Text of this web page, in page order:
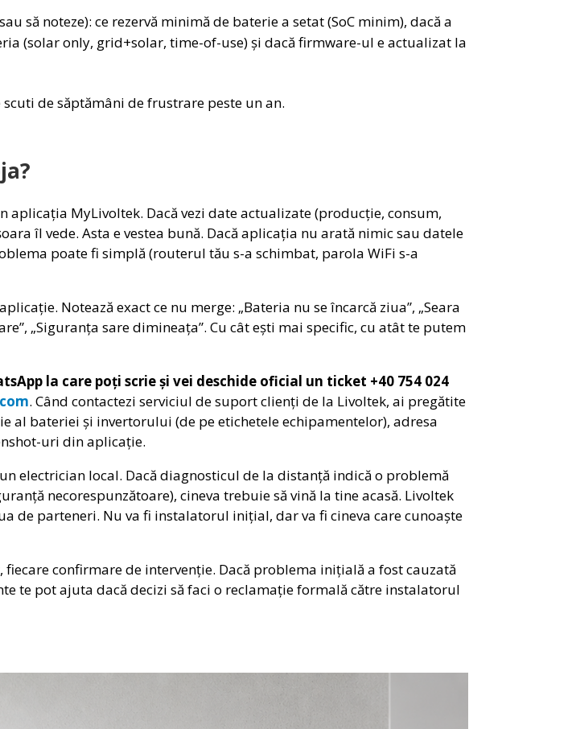
să noteze): ce rezervă minimă de baterie a setat (SoC minim), dacă a
(solar only, grid+solar, time-of-use) și dacă firmware-ul e actualizat la
de săptămâni de frustrare peste un an.
aplicația MyLivoltek. Dacă vezi date actualizate (producție, consum,
îl vede. Asta e vestea bună. Dacă aplicația nu arată nimic sau datele
poate fi simplă (routerul tău s-a schimbat, parola WiFi s-a
Notează exact ce nu merge: „Bateria nu se încarcă ziua”, „Seara
„Siguranța sare dimineața”. Cu cât ești mai specific, cu atât te putem
la care poți scrie și vei deschide oficial un ticket +40 754 024
. Când contactezi serviciul de suport clienți de la Livoltek, ai pregătite
al bateriei și invertorului (de pe etichetele echipamentelor), adresa
uri din aplicație.
electrician local. Dacă diagnosticul de la distanță indică o problemă
necorespunzătoare), cineva trebuie să vină la tine acasă. Livoltek
de parteneri. Nu va fi instalatorul inițial, dar va fi cineva care cunoaște
fiecare confirmare de intervenție. Dacă problema inițială a fost cauzată
te pot ajuta dacă decizi să faci o reclamație formală către instalatorul